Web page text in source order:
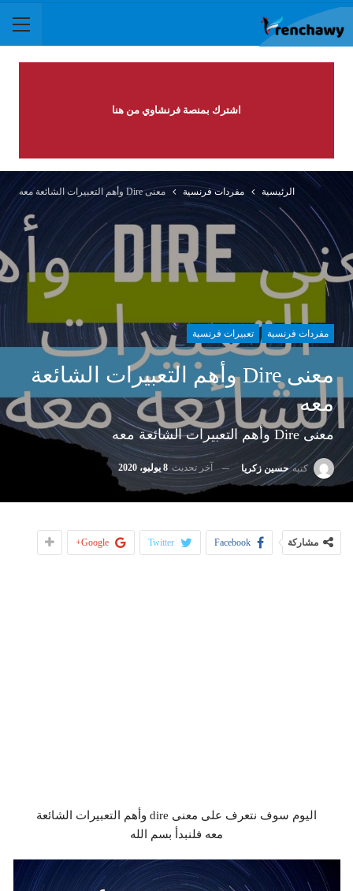
اشترك بمنصة فرنشاوي من هنا
الرئيسية مفردات فرنسية معنى Dire وأهم التعبيرات الشائعة معه
مفردات فرنسية تعبيرات فرنسية
معنى Dire وأهم التعبيرات الشائعة
معه
معنى Dire وأهم التعبيرات الشائعة معه
كتبهحسين زكريا آخر تحديث 8 يوليو، 2020
مشاركة Facebook
Twitter
Google+
اليوم سوف نتعرف على معنى dire وأهم التعبيرات الشائعة
معه فلنبدأ بسم الله